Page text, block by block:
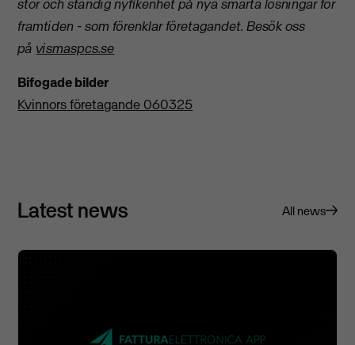
stor och ständig nyfikenhet på nya smarta lösningar för
framtiden - som förenklar företagandet. Besök oss
på vismaspcs.se
Bifogade bilder
Kvinnors företagande 060325
Latest news All news